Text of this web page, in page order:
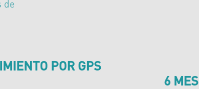
de
POR GPS
6